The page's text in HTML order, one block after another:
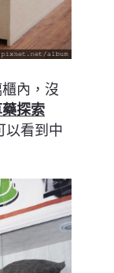
內，沒
探索
以看到中